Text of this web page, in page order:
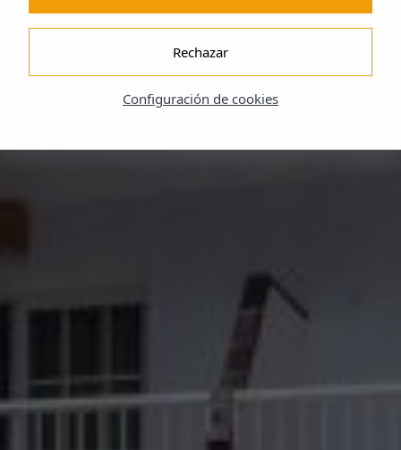
Configuración de cookies
Rechazar